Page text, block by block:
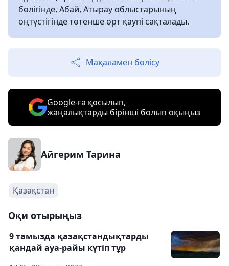
бөлігінде, Абай, Атырау облыстарының
оңтүстігінде төтенше өрт қаупі сақталады.
Мақаламен бөлісу
Google-ға қосылып,
жаңалықтарды бірінші болып оқыңыз
Айгерим Тарина
Қазақстан
Оқи отырыңыз
9 тамызда қазақстандықтарды
қандай ауа-райы күтіп тұр